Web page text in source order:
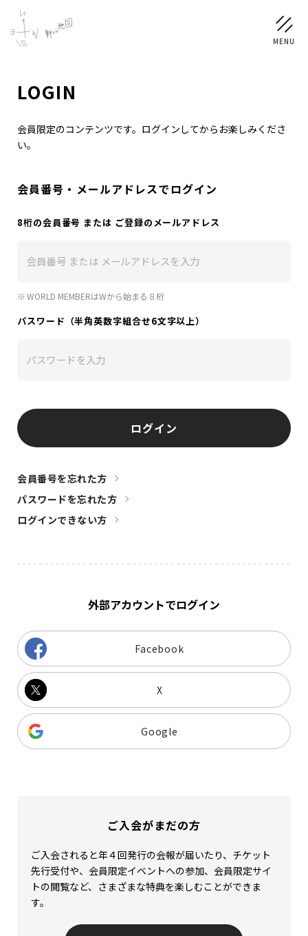
ログイン
PROFILE
DISCOGRAPHY
CHIZUSHOP
FAQ
お問い合わせ
LOGIN
会員限定のコンテンツです。ログインしてからお楽しみくださ
い。
会員番号・メールアドレスでログイン
8桁の会員番号 または ご登録のメールアドレス
WORLD MEMBERはWから始まる８桁
パスワード（半角英数字組合せ6文字以上）
ログイン
会員番号を忘れた方
パスワードを忘れた方
ログインできない方
外部アカウントでログイン
Facebook
X
Google
ご入会がまだの方
ご入会されると年４回発行の会報が届いたり、チケット
先行受付や、会員限定イベントへの参加、会員限定サイ
トの閲覧など、さまざまな特典を楽しむことができま
す。